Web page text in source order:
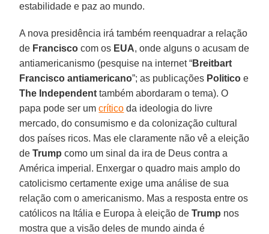
estabilidade e paz ao mundo.
A nova presidência irá também reenquadrar a relação
de Francisco com os EUA, onde alguns o acusam de
antiamericanismo (pesquise na internet “Breitbart
Francisco antiamericano”; as publicações Politico e
The Independent também abordaram o tema). O
papa pode ser umcrítico da ideologia do livre
mercado, do consumismo e da colonização cultural
dos países ricos. Mas ele claramente não vê a eleição
deTrump como um sinal da ira de Deus contra a
América imperial. Enxergar o quadro mais amplo do
catolicismo certamente exige uma análise de sua
relação com o americanismo. Mas a resposta entre os
católicos na Itália e Europa à eleição deTrump nos
mostra que a visão deles de mundo ainda é